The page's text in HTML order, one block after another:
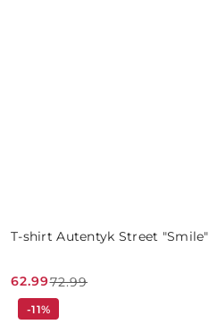
T-shirt Autentyk Street "Smile"
Cena
promocyjna:
62.99
Cena
przed
72.99
-11%